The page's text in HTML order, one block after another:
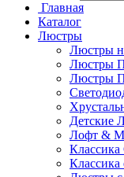
Главная
Каталог
Люстры
Люстры
Люстры
Люстры
Детские
Лофт &
Классика